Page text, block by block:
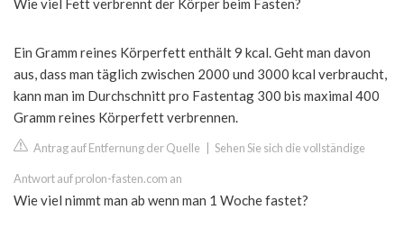
Wie viel Fett verbrennt der Körper beim Fasten?
Ein Gramm reines Körperfett enthält 9 kcal. Geht man davon
aus, dass man täglich zwischen 2000 und 3000 kcal verbraucht,
kann man im Durchschnitt pro Fastentag 300 bis maximal 400
Gramm reines Körperfett verbrennen.
Antrag auf Entfernung der Quelle Sehen Sie sich die vollständige
Antwort auf prolon-fasten.com an
Wie viel nimmt man ab wenn man 1 Woche fastet?